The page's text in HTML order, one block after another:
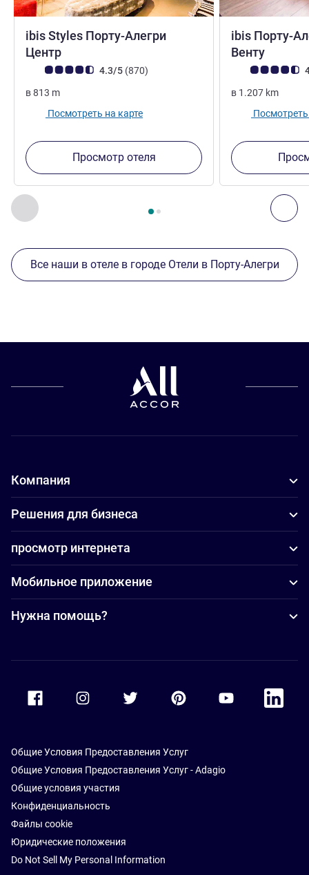
Назад - Другие отели поблизости
Страница , Другие отели поблизости 1 :, Другие
ibis Styles Порту-Алегри
Центр
Примечание: отзывы клиентов (Рейтинг ALL)
4.3/5 (870Отзывов
)
в813 m
Посмотреть на карте
Просмотр отеля
ibis Порту-
Венту
Примечание:
в 1.207 km
Посмотреть
Все наши в отеле в городе Отели в Порту-Алегри
Компания
Решения для бизнеса
просмотр интернета
Мобильное приложение
Нужна помощь?
Accor Youtube
Accor
Общие Условия Предоставления Услуг
Общие Условия Предоставления Услуг - Adagio
Общие условия участия
Конфиденциальность
Файлы cookie
Юридические положения
Do Not Sell My Personal Information